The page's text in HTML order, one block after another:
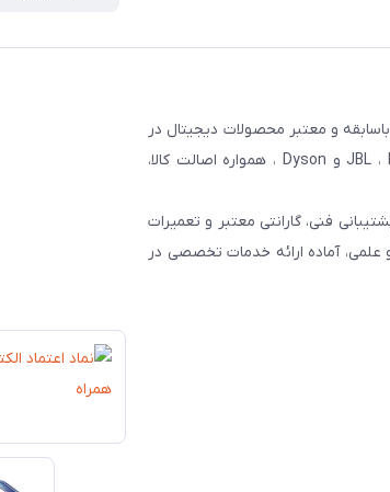
و معتبر محصولات دیجیتال در
کشور شناخته می‌شود. این مجموعه با تمرکز بر واردات مستقیم و رسمی محصولات برندهای مطرح جهانی نظیر JBL ، HP و Dyson ، همواره اصالت کالا،
فنی، گارانتی معتبر و تعمیرات
علمی، آماده ارائه خدمات تخصصی در